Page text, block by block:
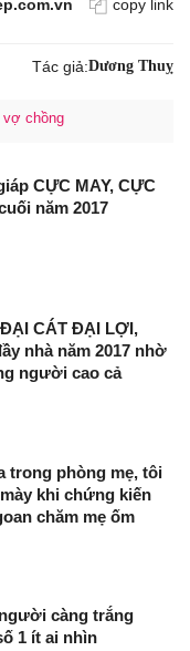
copy link
Tác giả:Dương Thuỵ
vợ chồng
CỰC MAY, CỰC
năm 2017
CÁT ĐẠI LỢI,
nhà năm 2017 nhờ
người cao cả
trong phòng mẹ, tôi
khi chứng kiến
chăm mẹ ốm
càng trắng
1 ít ai nhìn